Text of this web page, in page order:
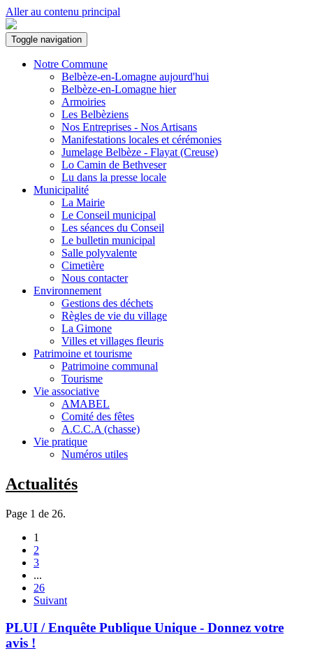
Aller au contenu principal
Toggle navigation
Notre Commune
Belbèze-en-Lomagne aujourd'hui
Belbèze-en-Lomagne hier
Armoiries
Les Belbèziens
Nos Entreprises - Nos Artisans
Manifestations locales et cérémonies
Jumelage Belbèze - Flayat (Creuse)
Lo Camin de Bethveser
Lu dans la presse locale
Municipalité
La Mairie
Le Conseil municipal
Les séances du Conseil
Le bulletin municipal
Salle polyvalente
Cimetière
Nous contacter
Environnement
Gestions des déchets
Règles de vie du village
La Gimone
Villes et villages fleuris
Patrimoine et tourisme
Patrimoine communal
Tourisme
Vie associative
AMABEL
Comité des fêtes
A.C.C.A (chasse)
Vie pratique
Numéros utiles
Actualités
Page 1 de 26.
1
2
3
...
26
Suivant
PLUI / Enquête Publique Unique - Donnez votre
avis !